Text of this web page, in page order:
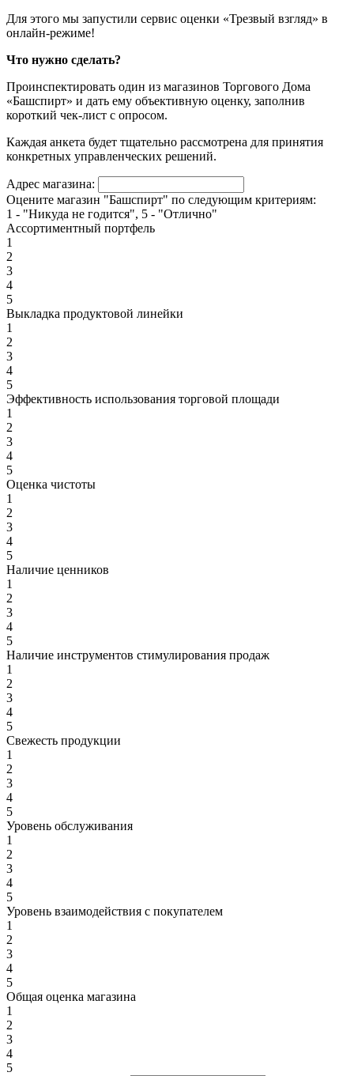
Для этого мы запустили сервис оценки «Трезвый взгляд» в
онлайн-режиме!
Что нужно сделать?
Проинспектировать один из магазинов Торгового Дома
«Башспирт» и дать ему объективную оценку, заполнив
короткий чек-лист с опросом.
Каждая анкета будет тщательно рассмотрена для принятия
конкретных управленческих решений.
Адрес магазина:
Оцените магазин "Башспирт" по следующим критериям:
1 - "Никуда не годится", 5 - "Отлично"
Ассортиментный портфель
1
2
3
4
5
Выкладка продуктовой линейки
1
2
3
4
5
Эффективность использования торговой площади
1
2
3
4
5
Оценка чистоты
1
2
3
4
5
Наличие ценников
1
2
3
4
5
Наличие инструментов стимулирования продаж
1
2
3
4
5
Свежесть продукции
1
2
3
4
5
Уровень обслуживания
1
2
3
4
5
Уровень взаимодействия с покупателем
1
2
3
4
5
Общая оценка магазина
1
2
3
4
5